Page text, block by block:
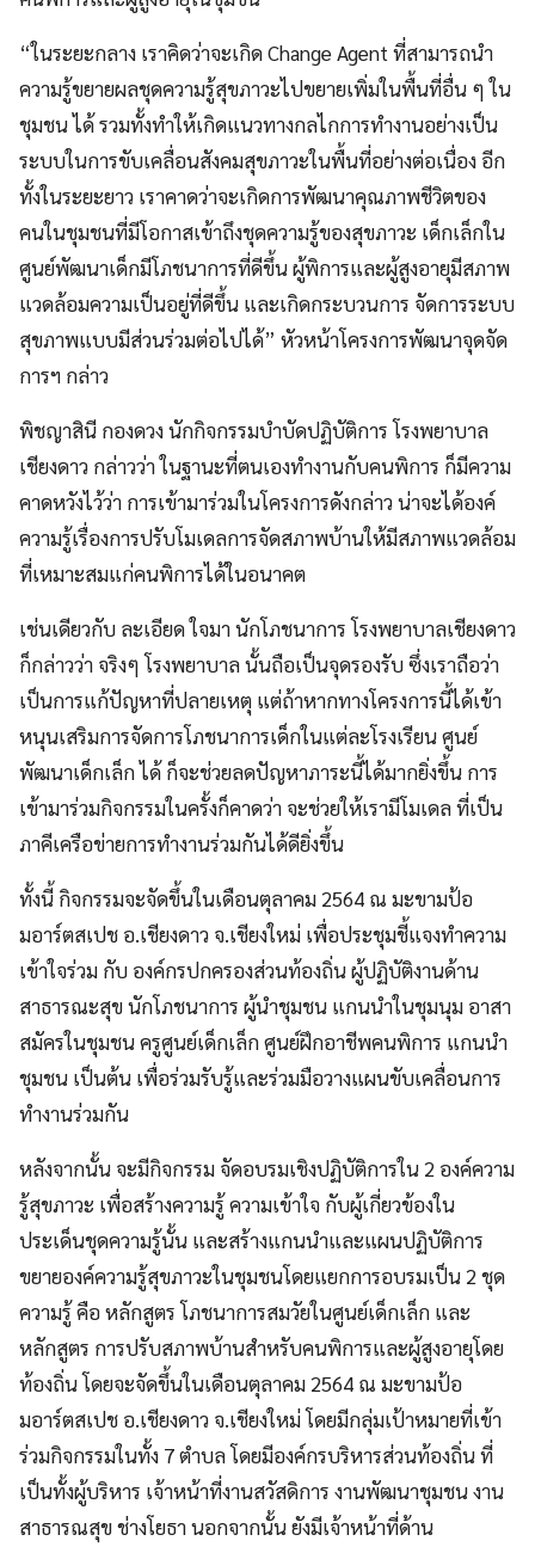
“ในระยะกลาง เราคิดว่าจะเกิด Change Agent ที่สามารถนำ
ความรู้ขยายผลชุดความรู้สุขภาวะไปขยายเพิ่มในพื้นที่อื่น ๆ ใน
ชุมชน ได้ รวมทั้งทำให้เกิดแนวทางกลไกการทำงานอย่างเป็น
ระบบในการขับเคลื่อนสังคมสุขภาวะในพื้นที่อย่างต่อเนื่อง อีก
ทั้งในระยะยาว เราคาดว่าจะเกิดการพัฒนาคุณภาพชีวิตของ
คนในชุมชนที่มีโอกาสเข้าถึงชุดความรู้ของสุขภาวะ เด็กเล็กใน
ศูนย์พัฒนาเด็กมีโภชนาการที่ดีขึ้น ผู้พิการและผู้สูงอายุมีสภาพ
แวดล้อมความเป็นอยู่ที่ดีขึ้น และเกิดกระบวนการ จัดการระบบ
สุขภาพแบบมีส่วนร่วมต่อไปได้” หัวหน้าโครงการพัฒนาจุดจัด
การฯ กล่าว
พิชญาสินี กองดวง นักกิจกรรมบำบัดปฏิบัติการ โรงพยาบาล
เชียงดาว กล่าวว่า ในฐานะที่ตนเองทำงานกับคนพิการ ก็มีความ
คาดหวังไว้ว่า การเข้ามาร่วมในโครงการดังกล่าว น่าจะได้องค์
ความรู้เรื่องการปรับโมเดลการจัดสภาพบ้านให้มีสภาพแวดล้อม
ที่เหมาะสมแก่คนพิการได้ในอนาคต
เช่นเดียวกับ ละเอียด ใจมา นักโภชนาการ โรงพยาบาลเชียงดาว
ก็กล่าวว่า จริงๆ โรงพยาบาล นั้นถือเป็นจุดรองรับ ซึ่งเราถือว่า
เป็นการแก้ปัญหาที่ปลายเหตุ แต่ถ้าหากทางโครงการนี้ได้เข้า
หนุนเสริมการจัดการโภชนาการเด็กในแต่ละโรงเรียน ศูนย์
พัฒนาเด็กเล็ก ได้ ก็จะช่วยลดปัญหาภาระนี้ได้มากยิ่งขึ้น การ
เข้ามาร่วมกิจกรรมในครั้งก็คาดว่า จะช่วยให้เรามีโมเดล ที่เป็น
ภาคีเครือข่ายการทำงานร่วมกันได้ดียิ่งขึ้น
ทั้งนี้ กิจกรรมจะจัดขึ้นในเดือนตุลาคม 2564 ณ มะขามป้อ
มอาร์ตสเปช อ.เชียงดาว จ.เชียงใหม่ เพื่อประชุมชี้แจงทำความ
เข้าใจร่วม กับ องค์กรปกครองส่วนท้องถิ่น ผู้ปฏิบัติงานด้าน
สาธารณะสุข นักโภชนาการ ผู้นำชุมชน แกนนำในชุมนุม อาสา
สมัครในชุมชน ครูศูนย์เด็กเล็ก ศูนย์ฝึกอาชีพคนพิการ แกนนำ
ชุมชน เป็นต้น เพื่อร่วมรับรู้และร่วมมือวางแผนขับเคลื่อนการ
ทำงานร่วมกัน
หลังจากนั้น จะมีกิจกรรม จัดอบรมเชิงปฏิบัติการใน 2 องค์ความ
รู้สุขภาวะ เพื่อสร้างความรู้ ความเข้าใจ กับผู้เกี่ยวข้องใน
ประเด็นชุดความรู้นั้น และสร้างแกนนำและแผนปฏิบัติการ
ขยายองค์ความรู้สุขภาวะในชุมชนโดยแยกการอบรมเป็น 2 ชุด
ความรู้ คือ หลักสูตร โภชนาการสมวัยในศูนย์เด็กเล็ก และ
หลักสูตร การปรับสภาพบ้านสำหรับคนพิการและผู้สูงอายุโดย
ท้องถิ่น โดยจะจัดขึ้นในเดือนตุลาคม 2564 ณ มะขามป้อ
มอาร์ตสเปช อ.เชียงดาว จ.เชียงใหม่ โดยมีกลุ่มเป้าหมายที่เข้า
ร่วมกิจกรรมในทั้ง 7 ตำบล โดยมีองค์กรบริหารส่วนท้องถิ่น ที่
เป็นทั้งผู้บริหาร เจ้าหน้าที่งานสวัสดิการ งานพัฒนาชุมชน งาน
สาธารณสุข ช่างโยธา นอกจากนั้น ยังมีเจ้าหน้าที่ด้าน